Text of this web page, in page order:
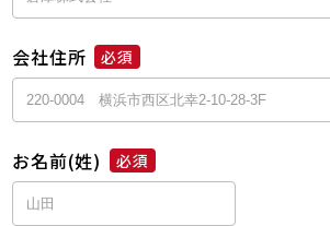
会社住所 必須
お名前(姓) 必須